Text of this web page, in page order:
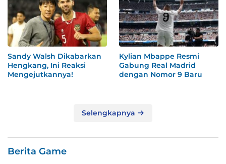
Sandy Walsh Dikabarkan
Hengkang, Ini Reaksi
Mengejutkannya!
Kylian Mbappe Resmi
Gabung Real Madrid
dengan Nomor 9 Baru
Selengkapnya
Berita Game